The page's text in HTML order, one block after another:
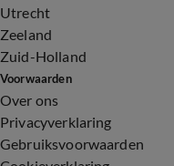
Utrecht
Zeeland
Zuid-Holland
Voorwaarden
Over ons
Privacyverklaring
Gebruiksvoorwaarden